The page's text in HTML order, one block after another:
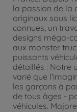
la passion de la
originaux sous
connues, un
designs méga-
aux monster
puissants
détaillés : Notre
varié que
les garçons à
de tous âges -
véhicules.